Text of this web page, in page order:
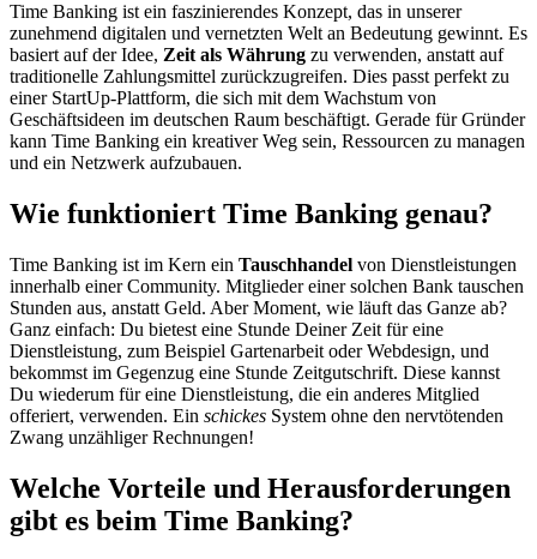
Time Banking ist ein faszinierendes Konzept, das in unserer
zunehmend digitalen und vernetzten Welt an Bedeutung gewinnt. Es
basiert auf der Idee, Zeit als Währung zu verwenden, anstatt auf
traditionelle Zahlungsmittel zurückzugreifen. Dies passt perfekt zu
einer StartUp-Plattform, die sich mit dem Wachstum von
Geschäftsideen im deutschen Raum beschäftigt. Gerade für Gründer
kann Time Banking ein kreativer Weg sein, Ressourcen zu managen
und ein Netzwerk aufzubauen.
Wie funktioniert Time Banking genau?
Time Banking ist im Kern ein Tauschhandel von Dienstleistungen
innerhalb einer Community. Mitglieder einer solchen Bank tauschen
Stunden aus, anstatt Geld. Aber Moment, wie läuft das Ganze ab?
Ganz einfach: Du bietest eine Stunde Deiner Zeit für eine
Dienstleistung, zum Beispiel Gartenarbeit oder Webdesign, und
bekommst im Gegenzug eine Stunde Zeitgutschrift. Diese kannst
Du wiederum für eine Dienstleistung, die ein anderes Mitglied
offeriert, verwenden. Ein schickes System ohne den nervtötenden
Zwang unzähliger Rechnungen!
Welche Vorteile und Herausforderungen
gibt es beim Time Banking?